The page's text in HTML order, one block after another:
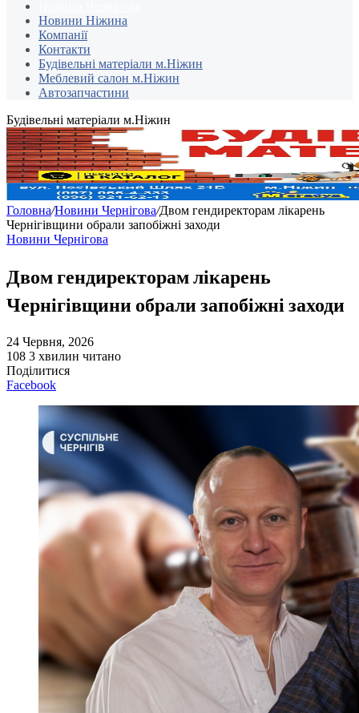
Новини Ніжина
Компанії
Контакти
Будівельні матеріали м.Ніжин
Меблевий салон м.Ніжин
Автозапчастини
Будівельні матеріали м.Ніжин
Головна/Новини Чернігова/Двом гендиректорам лікарень
Чернігівщини обрали запобіжні заходи
Новини Чернігова
Двом гендиректорам лікарень
Чернігівщини обрали запобіжні заходи
24 Червня, 2026
108 3 хвилин читано
Поділитися
Facebook